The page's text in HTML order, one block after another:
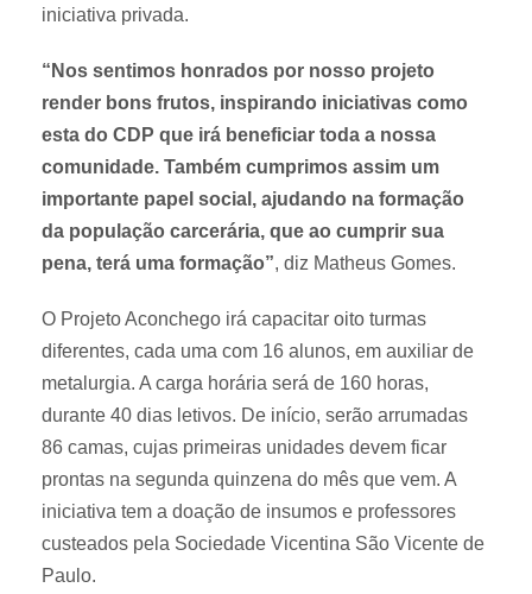
iniciativa privada.
“Nos sentimos honrados por nosso projeto
render bons frutos, inspirando iniciativas como
esta do CDP que irá beneficiar toda a nossa
comunidade. Também cumprimos assim um
importante papel social, ajudando na formação
da população carcerária, que ao cumprir sua
pena, terá uma formação”, diz Matheus Gomes.
O Projeto Aconchego irá capacitar oito turmas
diferentes, cada uma com 16 alunos, em auxiliar de
metalurgia. A carga horária será de 160 horas,
durante 40 dias letivos. De início, serão arrumadas
86 camas, cujas primeiras unidades devem ficar
prontas na segunda quinzena do mês que vem. A
iniciativa tem a doação de insumos e professores
custeados pela Sociedade Vicentina São Vicente de
Paulo.